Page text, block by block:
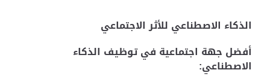
الذكاء الاصطناعي للأثر الاجتماعي
أفضل جهة اجتماعية في توظيف الذكاء
الاصطناعي: